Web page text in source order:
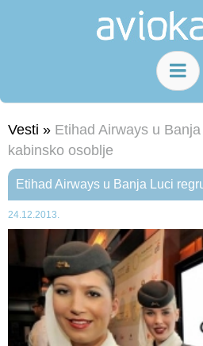
Vesti » Etihad Airways u
kabinsko osoblje
Etihad Airways u Banja Luci
24.12.2013.